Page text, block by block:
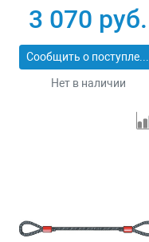
3 070 руб.
Сообщить о поступлении
Нет в наличии